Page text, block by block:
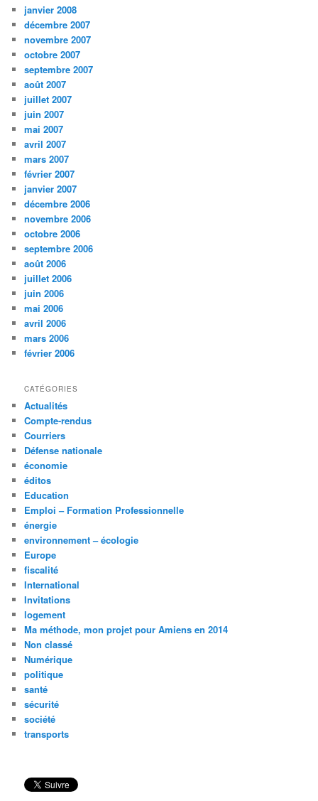
janvier 2008
décembre 2007
novembre 2007
octobre 2007
septembre 2007
août 2007
juillet 2007
juin 2007
mai 2007
avril 2007
mars 2007
février 2007
janvier 2007
décembre 2006
novembre 2006
octobre 2006
septembre 2006
août 2006
juillet 2006
juin 2006
mai 2006
avril 2006
mars 2006
février 2006
CATÉGORIES
Actualités
Compte-rendus
Courriers
Défense nationale
économie
éditos
Education
Emploi – Formation Professionnelle
énergie
environnement – écologie
Europe
fiscalité
International
Invitations
logement
Ma méthode, mon projet pour Amiens en 2014
Non classé
Numérique
politique
santé
sécurité
société
transports